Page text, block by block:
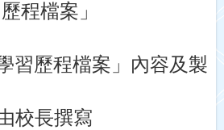
程檔案」
習歷程檔案」內容及製
校長撰寫